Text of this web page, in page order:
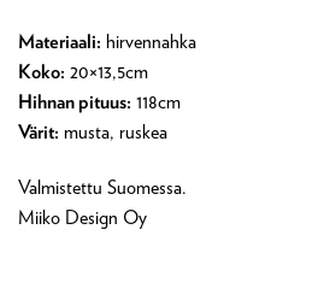
Materiaali: hirvennahka
Koko: 20×13,5cm
Hihnan pituus: 118cm
Värit: musta, ruskea
Valmistettu Suomessa.
Miiko Design Oy